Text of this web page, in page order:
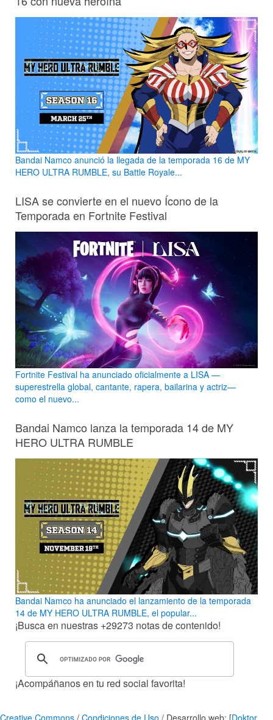
Bandai Namco anunció la llegada de la temporada 16 de MY
HERO ULTRA RUMBLE, su Battle Royale...
LISA se convierte en el nuevo Ícono de la
Temporada en Fortnite Festival
Fortnite Festival ha anunciado oficialmente a LISA —
superestrella global, cantante, rapera, bailarina y actriz—
como el nuevo...
Bandai Namco lanza la temporada 14 de MY
HERO ULTRA RUMBLE
Bandai Namco ha anunciado el lanzamiento de la temporada
14 de MY HERO ULTRA RUMBLE, el popular...
¡Busca en nuestras +29273 notas de contenido!
¡Acompáñanos en tu red social favorita!